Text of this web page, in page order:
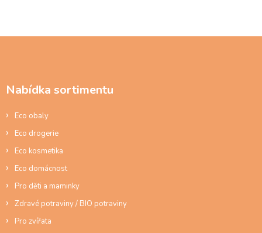
Nabídka sortimentu
Eco obaly
Eco drogerie
Eco kosmetika
Eco domácnost
Pro děti a maminky
Zdravé potraviny / BIO potraviny
Pro zvířata